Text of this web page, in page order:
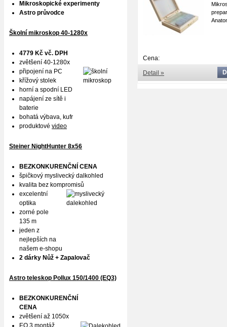
Cena:
Detail »
Mikroskopické experimenty
Astro průvodce
Školní mikroskop 40-1280x
4779 Kč vč. DPH
zvětšení 40-1280x
připojení na PC
křížový stolek
horní a spodní LED
napájení ze sítě i
baterie
bohatá výbava, kufr
produktové video
Steiner NightHunter 8x56
BEZKONKURENČNÍ CENA
špičkový myslivecký dalkohled
kvalita bez kompromisů
excelentní
optika
zorné pole
135 m
jeden z
nejlepších na
našem e-shopu
2 dárky Nůž + Zapalovač
Astro teleskop Pollux 150/1400 (EQ3)
BEZKONKURENČNÍ
CENA
zvětšení až 1050x
EQ 3 montáž